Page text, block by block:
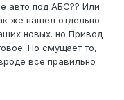
авто под АБС?? Или
же нашел отдельно
новых. но Привод
Но смущает то,
все правильно